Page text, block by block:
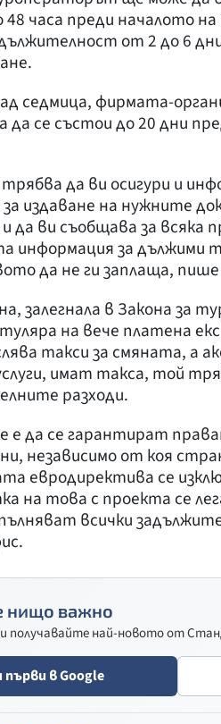
48 часа преди началото
от 2 до 6
седмица, фирмата-
се състои до 20 дни
да ви осигури и
за издаване на нужните
да ви съобщава за
информация за дължими
да не ги заплаща, пише
залегнала в Закона за
на вече платена
такси за смяната, а
имат такса, той
разходи.
е да се гарантират
независимо от коя
евродиректива се
на това с проекта се
всички
нищо важно
получавайте най-новото от
в Google